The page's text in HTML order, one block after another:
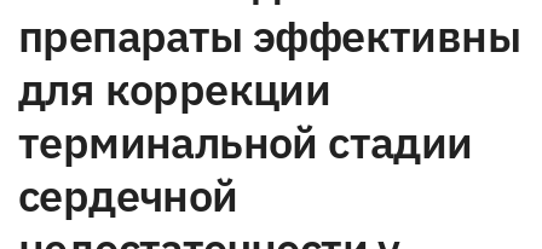
препараты эффективны
для коррекции
терминальной стадии
сердечной